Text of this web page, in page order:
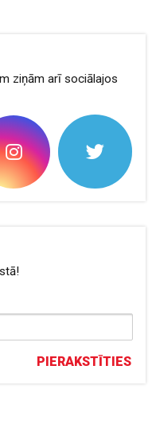
ziņām arī sociālajos
PIERAKSTĪTIES